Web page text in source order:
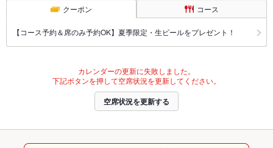
クーポン コース
【コース予約＆席のみ予約OK】夏季限定・生ビールをプレゼント！
カレンダーの更新に失敗しました。
下記ボタンを押して空席状況を更新してください。
空席状況を更新する